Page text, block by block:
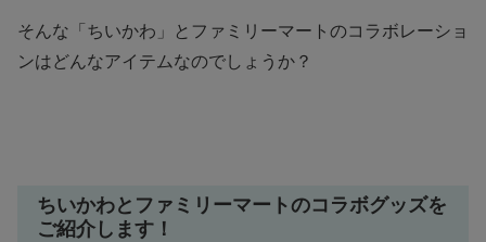
そんな「ちいかわ」とファミリーマートのコラボレーショ
ンはどんなアイテムなのでしょうか？
ちいかわとファミリーマートのコラボグッズを
ご紹介します！